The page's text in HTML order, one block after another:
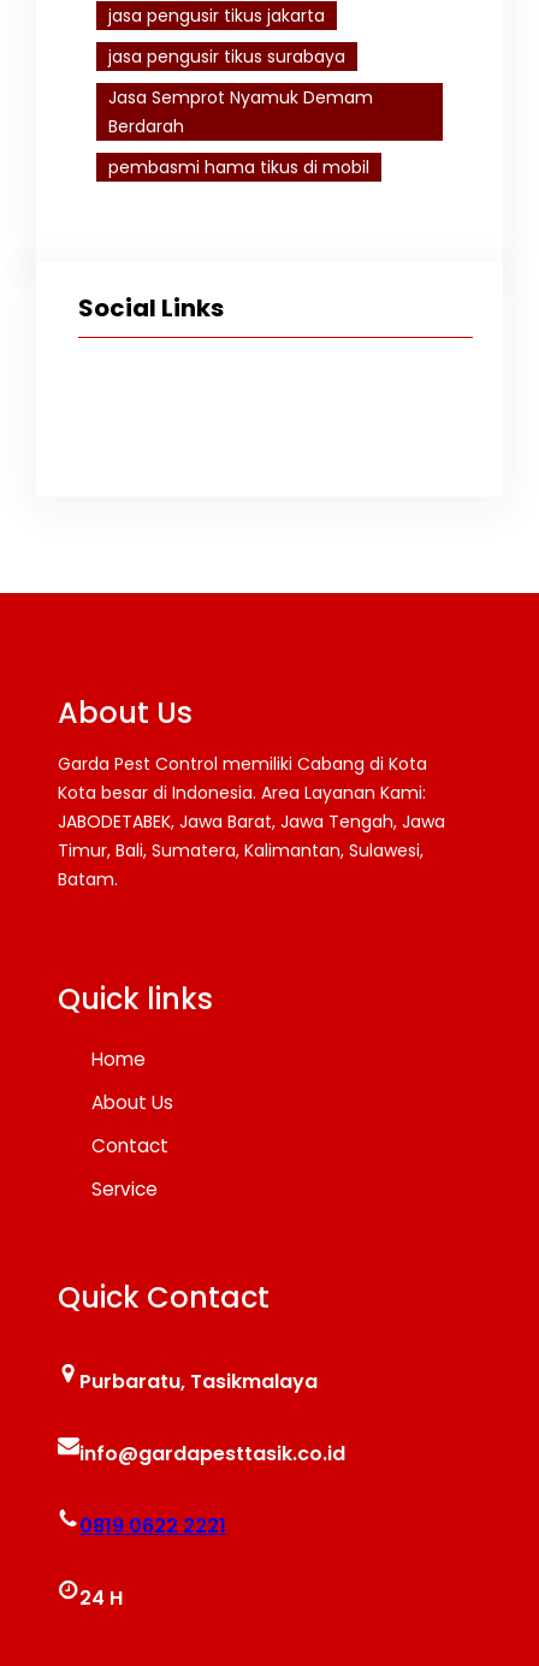
jasa pengusir tikus jakarta
jasa pengusir tikus surabaya
Jasa Semprot Nyamuk Demam
Berdarah
pembasmi hama tikus di mobil
Social Links
About Us
Garda Pest Control memiliki Cabang di Kota
Kota besar di Indonesia. Area Layanan Kami:
JABODETABEK, Jawa Barat, Jawa Tengah, Jawa
Timur, Bali, Sumatera, Kalimantan, Sulawesi,
Batam.
Quick links
Home
About Us
Contact
Service
Quick Contact
Purbaratu, Tasikmalaya
info@gardapesttasik.co.id
0819 0622 2221
24 H